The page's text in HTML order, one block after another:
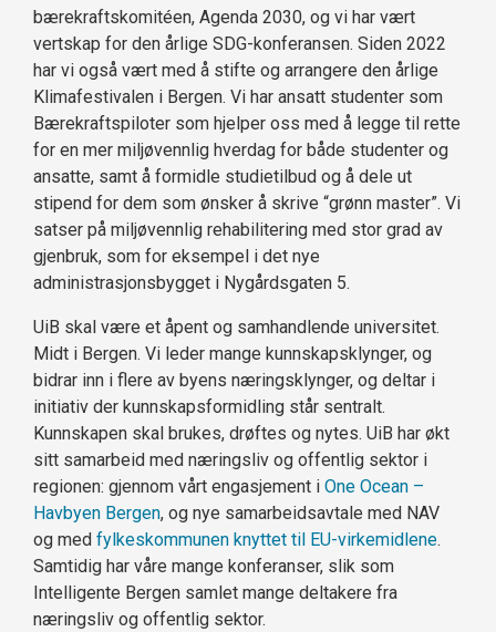
bærekraftskomitéen, Agenda 2030, og vi har vært
vertskap for den årlige SDG-konferansen. Siden 2022
har vi også vært med å stifte og arrangere den årlige
Klimafestivalen i Bergen. Vi har ansatt studenter som
Bærekraftspiloter som hjelper oss med å legge til rette
for en mer miljøvennlig hverdag for både studenter og
ansatte, samt å formidle studietilbud og å dele ut
stipend for dem som ønsker å skrive “grønn master”. Vi
satser på miljøvennlig rehabilitering med stor grad av
gjenbruk, som for eksempel i det nye
administrasjonsbygget i Nygårdsgaten 5.
UiB skal være et åpent og samhandlende universitet.
Midt i Bergen. Vi leder mange kunnskapsklynger, og
bidrar inn i flere av byens næringsklynger, og deltar i
initiativ der kunnskapsformidling står sentralt.
Kunnskapen skal brukes, drøftes og nytes. UiB har økt
sitt samarbeid med næringsliv og offentlig sektor i
regionen: gjennom vårt engasjement i One Ocean –
Havbyen Bergen, og nye samarbeidsavtale med NAV
og med fylkeskommunen knyttet til EU-virkemidlene.
Samtidig har våre mange konferanser, slik som
Intelligente Bergen samlet mange deltakere fra
næringsliv og offentlig sektor.